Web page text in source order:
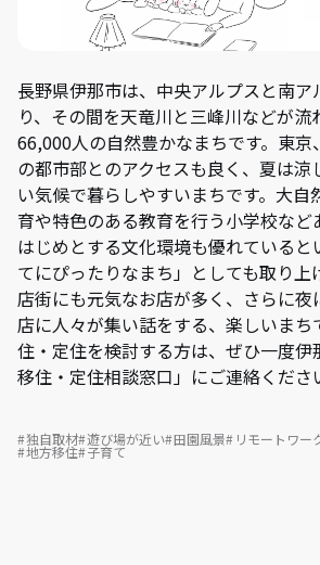
長野県伊那市は、中央アルプスと南
り、その間を天竜川と三峰川などが流
66,000人の自然豊かなまちです。東
の都市部とのアクセスも良く、夏は涼
い気候で暮らしやすいまちです。大自
育や特色のある教育を行う小学校など
はじめとする文化環境も優れている
てにぴったりなまち」としても取り上
店街にも元気なお店が多く、さらに
店に人々が集い話をする、楽しいまち
住・定住を検討する方は、ぜひ一度
移住・定住相談窓口」にご連絡くださ
独自取材 遊び場が近い 田園風景 リモートワー
地方移住 子育て